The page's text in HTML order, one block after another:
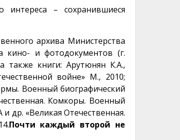
– сохранившиеся
архива Министерства
кино- и фотодокументов (г.
также книги: Арутюнян К.А.,
войне» М., 2010;
Военный биографический
Комкоры. Военный
др. «Великая Отечественная.
Почти каждый второй не